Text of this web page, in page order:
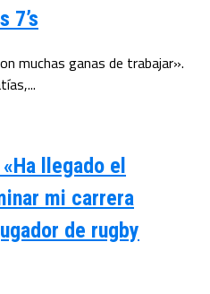
7’s
muchas ganas de trabajar».
llegado el
mi carrera
de rugby